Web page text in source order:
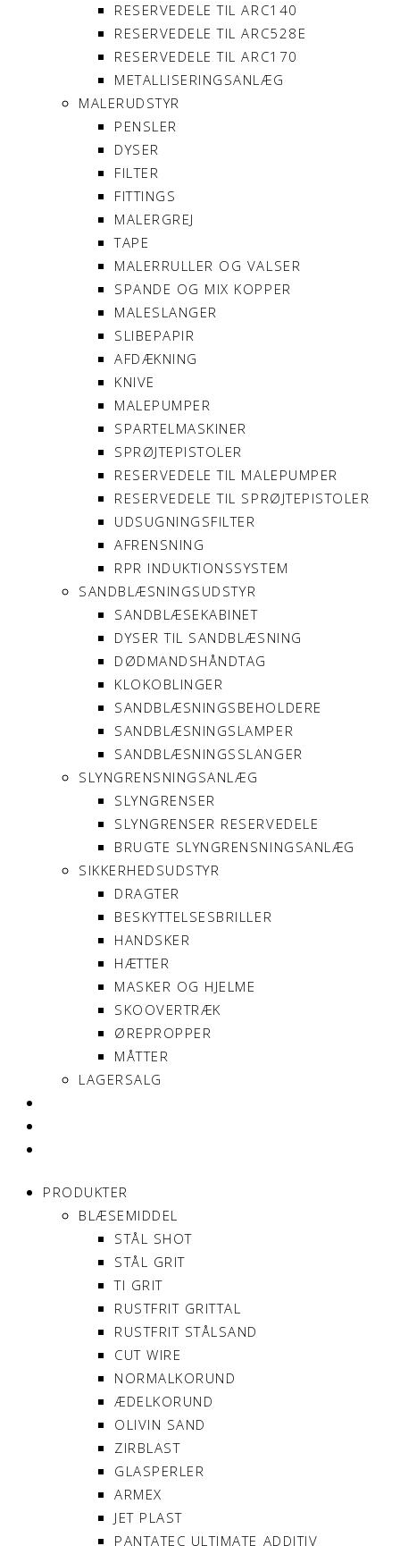
RESERVEDELE TIL ARC140
RESERVEDELE TIL ARC528E
RESERVEDELE TIL ARC170
METALLISERINGSANLÆG
MALERUDSTYR
PENSLER
DYSER
FILTER
FITTINGS
MALERGREJ
TAPE
MALERRULLER OG VALSER
SPANDE OG MIX KOPPER
MALESLANGER
SLIBEPAPIR
AFDÆKNING
KNIVE
MALEPUMPER
SPARTELMASKINER
SPRØJTEPISTOLER
RESERVEDELE TIL MALEPUMPER
RESERVEDELE TIL SPRØJTEPISTOLER
UDSUGNINGSFILTER
AFRENSNING
RPR INDUKTIONSSYSTEM
SANDBLÆSNINGSUDSTYR
SANDBLÆSEKABINET
DYSER TIL SANDBLÆSNING
DØDMANDSHÅNDTAG
KLOKOBLINGER
SANDBLÆSNINGSBEHOLDERE
SANDBLÆSNINGSLAMPER
SANDBLÆSNINGSSLANGER
SLYNGRENSNINGSANLÆG
SLYNGRENSER
SLYNGRENSER RESERVEDELE
BRUGTE SLYNGRENSNINGSANLÆG
SIKKERHEDSUDSTYR
DRAGTER
BESKYTTELSESBRILLER
HANDSKER
HÆTTER
MASKER OG HJELME
SKOOVERTRÆK
ØREPROPPER
MÅTTER
LAGERSALG
PRODUKTER
BLÆSEMIDDEL
STÅL SHOT
STÅL GRIT
TI GRIT
RUSTFRIT GRITTAL
RUSTFRIT STÅLSAND
CUT WIRE
NORMALKORUND
ÆDELKORUND
OLIVIN SAND
ZIRBLAST
GLASPERLER
ARMEX
JET PLAST
PANTATEC ULTIMATE ADDITIV